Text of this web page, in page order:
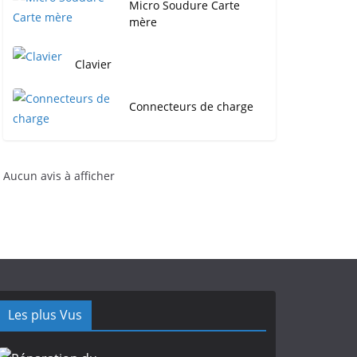
Micro Soudure Carte
mère
Clavier
Connecteurs de charge
Aucun avis à afficher
Les plus Vus